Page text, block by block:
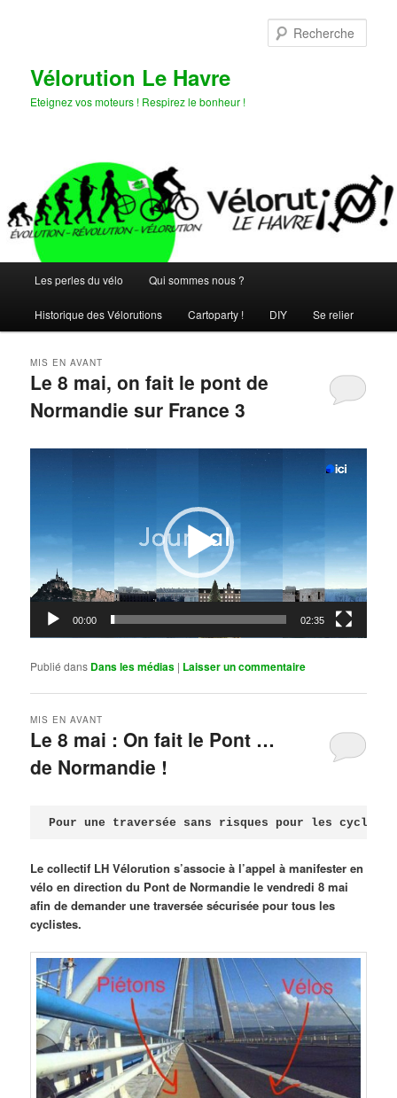
Vélorution Le Havre
Eteignez vos moteurs ! Respirez le bonheur !
principal
Les perles du vélo Qui sommes nous ?
Historique des Vélorutions Cartoparty ! DIY Se relier
Le 8 mai, on fait le pont de
Normandie sur France 3
MIS EN AVANT
00:00 02:35
Publié dans Dans les médias | Laisser un commentaire
Le 8 mai : On fait le Pont …
de Normandie !
MIS EN AVANT
Pour une traversée sans risques pour les
Le collectif LH Vélorution s’associe à l’appel à manifester en
vélo en direction du Pont de Normandie le vendredi 8 mai
afin de demander une traversée sécurisée pour tous les
cyclistes.